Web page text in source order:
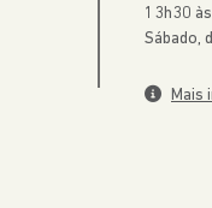
13h30
Sábado,
Mais